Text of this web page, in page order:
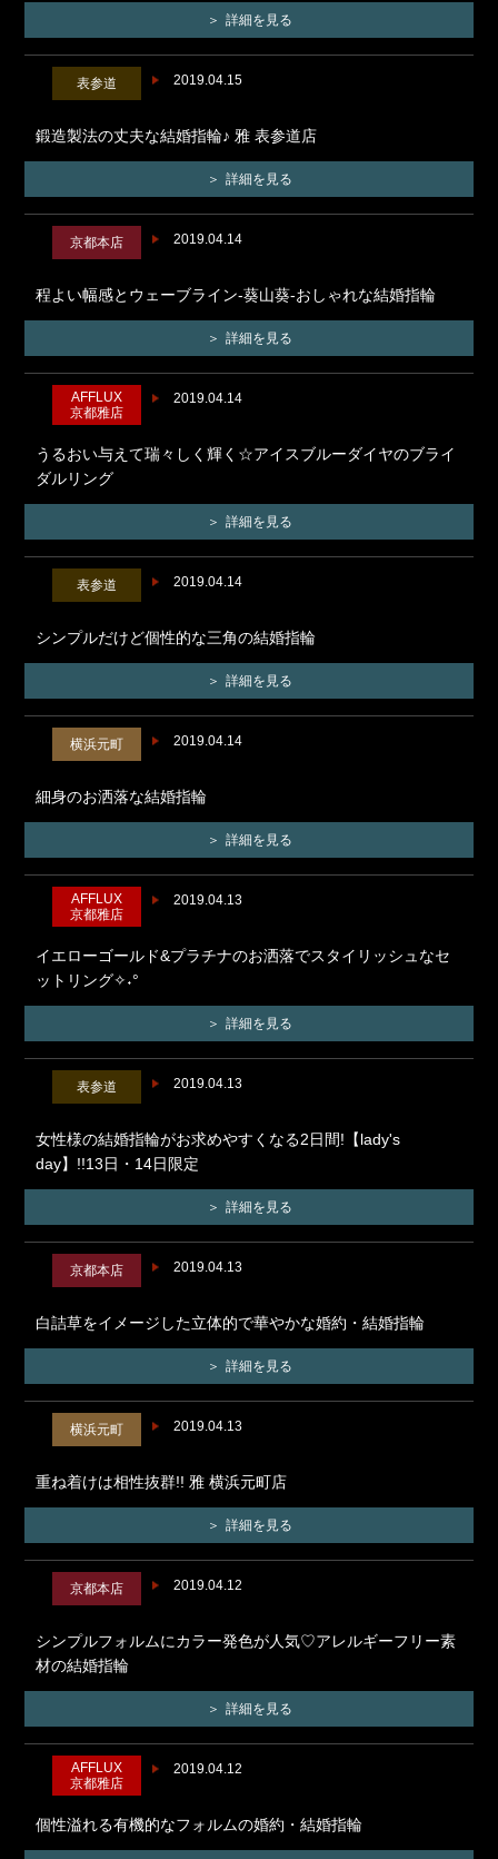
詳細を見る
2019.04.15
表参道
鍛造製法の丈夫な結婚指輪♪ 雅 表参道店
詳細を見る
2019.04.14
京都本店
程よい幅感とウェーブライン-葵山葵-おしゃれな結婚指輪
詳細を見る
2019.04.14
AFFLUX
京都雅店
うるおい与えて瑞々しく輝く☆アイスブルーダイヤのブライ
ダルリング
詳細を見る
2019.04.14
表参道
シンプルだけど個性的な三角の結婚指輪
詳細を見る
2019.04.14
横浜元町
細身のお洒落な結婚指輪
詳細を見る
2019.04.13
AFFLUX
京都雅店
イエローゴールド&プラチナのお洒落でスタイリッシュなセ
ットリング✧˖°
詳細を見る
2019.04.13
表参道
女性様の結婚指輪がお求めやすくなる2日間!【lady's
day】!!13日・14日限定
詳細を見る
2019.04.13
京都本店
白詰草をイメージした立体的で華やかな婚約・結婚指輪
詳細を見る
2019.04.13
横浜元町
重ね着けは相性抜群!! 雅 横浜元町店
詳細を見る
2019.04.12
京都本店
シンプルフォルムにカラー発色が人気♡アレルギーフリー素
材の結婚指輪
詳細を見る
2019.04.12
AFFLUX
京都雅店
個性溢れる有機的なフォルムの婚約・結婚指輪